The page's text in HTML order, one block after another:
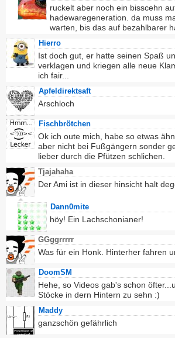
ruckelt aber noch ein bisscehn
hadewaregeneration. da muss
warten, bis das auf bezahlbarer
Hierro
Ist doch gut, er hatte seinen Spaß
verklagen und kriegen alle neue
ich fair...
Apfeldirektsaft
Arschloch
Fischbrötchen
Ok ich oute mich, habe so etwas
aber nicht bei Fußgängern sonder
lieber durch die Pfützen schlichen.
Tjajahaha
Der Ami ist in dieser hinsicht halt
Dann0mite
höy! Ein Lachschonianer!
GGggrrrrr
Was für ein Honk. Hinterher fahren
DoomSM
Hehe, so Videos gab's schon
Stöcke in dern Hintern zu sehn :)
Maddy
ganzschön gefährlich